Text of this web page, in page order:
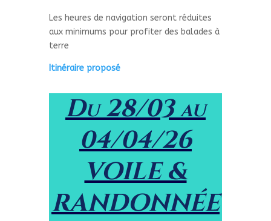
Les heures de navigation seront réduites
aux minimums pour profiter des balades à
terre
Itinéraire proposé
Du 28/03 au
04/04/26
VOILE &
RANDONNÉE